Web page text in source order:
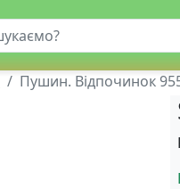
Пушин. Відпочинок